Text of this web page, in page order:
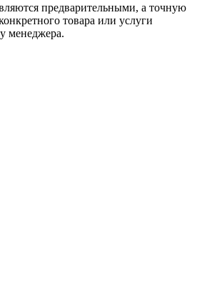
предварительными, а точную
товара или услуги
менеджера.